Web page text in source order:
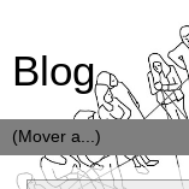
Blog